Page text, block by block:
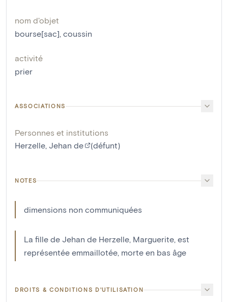
nom d'objet
bourse[sac], coussin
activité
prier
ASSOCIATIONS
Personnes et institutions
Herzelle, Jehan de
(défunt)
NOTES
dimensions non communiquées
La fille de Jehan de Herzelle, Marguerite, est
représentée emmaillotée, morte en bas âge
DROITS & CONDITIONS D'UTILISATION